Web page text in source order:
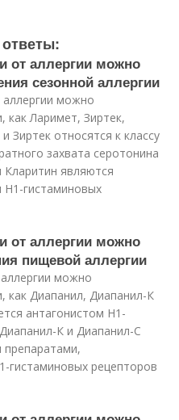
от аллергии можно
сезонной аллергии
аллергии можно
как Ларимет, Зиртек,
Зиртек относятся к классу
захвата серотонина
Кларитин являются
H1-гистаминовых
от аллергии можно
пищевой аллергии
можно
как Диапанил, Диапанил-К
антагонистом H1-
К и Диапанил-С
гистаминовых рецепторов